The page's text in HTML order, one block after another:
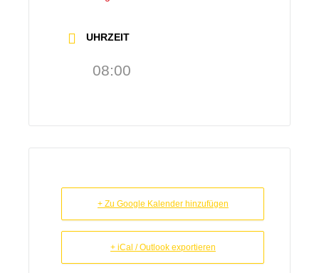
UHRZEIT
08:00
+ Zu Google Kalender hinzufügen
+ iCal / Outlook exportieren